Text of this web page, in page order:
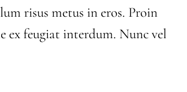
risus metus in eros. Proin
ex feugiat interdum. Nunc vel